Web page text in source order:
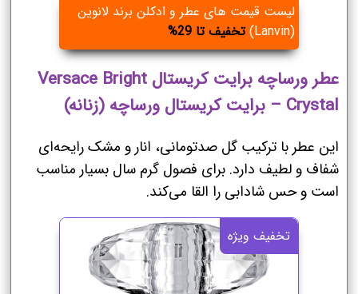
لیست قیمت های عطر و ادکلن برند لانوین
(Lanvin)
تخفیف تا 29%
عطر ورساچه برایت کریستال Versace Bright
Crystal – برایت کریستال ورساچه (زنانه)
این عطر با ترکیب گل صدتومانی، انار و مشک رایحه‌ای
شفاف و لطیف دارد. برای فصول گرم سال بسیار مناسب
است و حس شادابی را القا می‌کند.
تخفیف ویژه